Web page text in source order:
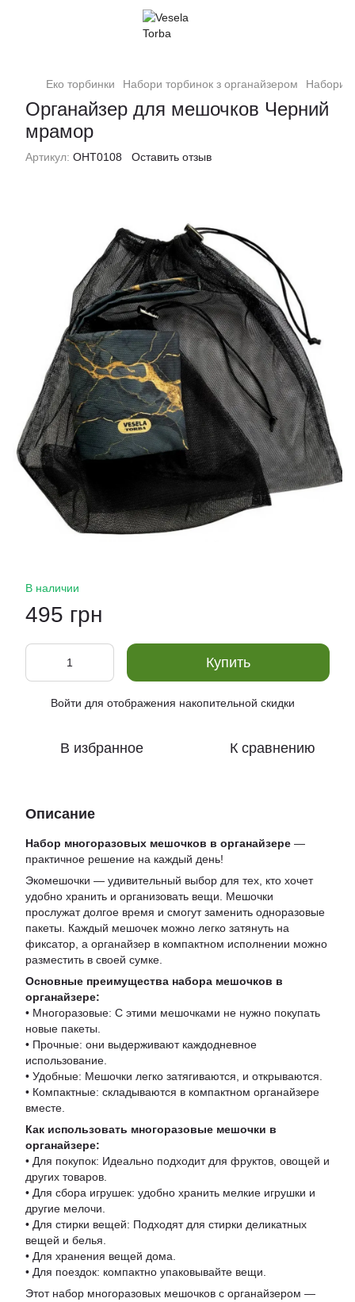
Еко торбинки Набори торбинок з органайзером Набори
Органайзер для мешочков Черний
мрамор
Артикул: ОНТ0108 Оставить отзыв
В наличии
495 грн
Купить
Войти для отображения накопительной скидки
В избранное К сравнению
Описание
Набор многоразовых мешочков в органайзере —
практичное решение на каждый день!
Экомешочки — удивительный выбор для тех, кто хочет
удобно хранить и организовать вещи. Мешочки
прослужат долгое время и смогут заменить одноразовые
пакеты. Каждый мешочек можно легко затянуть на
фиксатор, а органайзер в компактном исполнении можно
разместить в своей сумке.
Основные преимущества набора мешочков в
органайзере:
• Многоразовые: С этими мешочками не нужно покупать
новые пакеты.
• Прочные: они выдерживают каждодневное
использование.
• Удобные: Мешочки легко затягиваются, и открываются.
• Компактные: складываются в компактном органайзере
вместе.
Как использовать многоразовые мешочки в
органайзере:
• Для покупок: Идеально подходит для фруктов, овощей и
других товаров.
• Для сбора игрушек: удобно хранить мелкие игрушки и
другие мелочи.
• Для стирки вещей: Подходят для стирки деликатных
вещей и белья.
• Для хранения вещей дома.
• Для поездок: компактно упаковывайте вещи.
Этот набор многоразовых мешочков с органайзером —